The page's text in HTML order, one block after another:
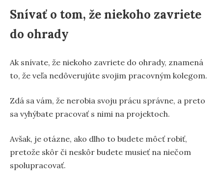
Snívať o tom, že niekoho zavriete
do ohrady
Ak snívate, že niekoho zavriete do ohrady, znamená
to, že veľa nedôverujúte svojim pracovným kolegom.
Zdá sa vám, že nerobia svoju prácu správne, a preto
sa vyhýbate pracovať s nimi na projektoch.
Avšak, je otázne, ako dlho to budete môcť robiť,
pretože skôr či neskôr budete musieť na niečom
spolupracovať.